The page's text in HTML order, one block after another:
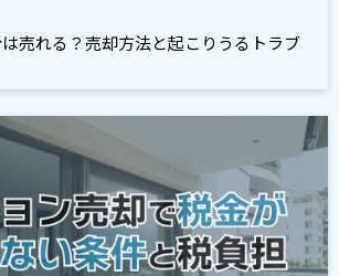
売れる？売却方法と起こりうるトラブ